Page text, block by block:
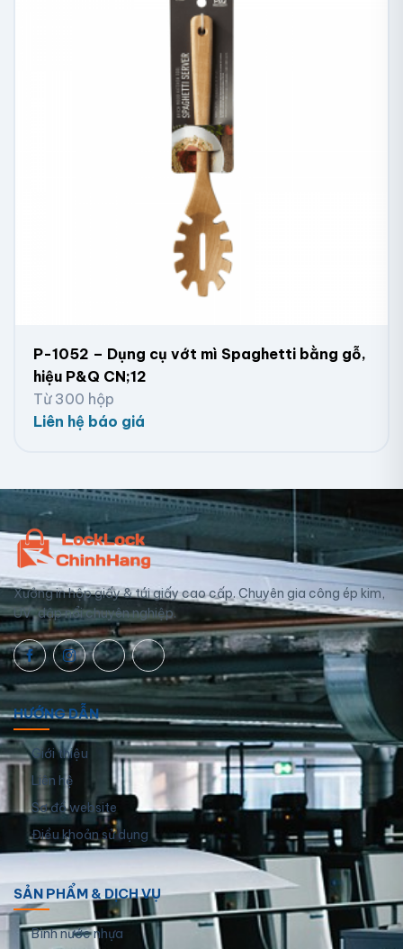
P-1052 – Dụng cụ vớt mì Spaghetti bằng gỗ,
hiệu P&Q CN;12
Từ 300 hộp
Liên hệ báo giá
Xưởng in hộp giấy & túi giấy cao cấp. Chuyên gia công ép kim,
UV, dập nổi chuyên nghiệp.
HƯỚNG DẪN
Giới thiệu
Liên hệ
Sơ đồ website
Điều khoản sử dụng
SẢN PHẨM & DỊCH VỤ
Bình nước nhựa